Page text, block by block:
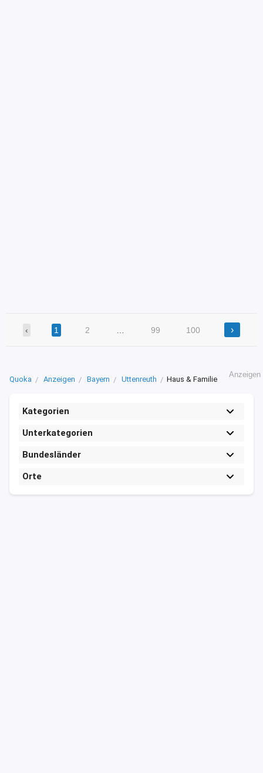
‹ 1 2 99 100 ›
Quoka Anzeigen Bayern Uttenreuth Haus & Familie
Kategorien
Unterkategorien
Bundesländer
Orte
Anzeigen